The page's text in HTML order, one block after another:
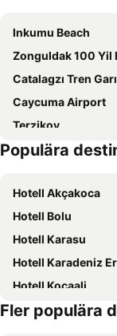
Inkumu Beach
Zonguldak 100 Yil Bus
Catalagzı Tren Garı
Caycuma Airport
Terzikoy
Populära
Hotell Akçakoca
Hotell Bolu
Hotell Karasu
Hotell Karadeniz
Hotell Kocaali
Fler populära